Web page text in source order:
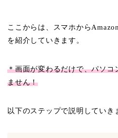
ここからは、スマホから
を紹介していきます。
＊画面が変わるだけで、パソコ
ません！
以下のステップで説明していき